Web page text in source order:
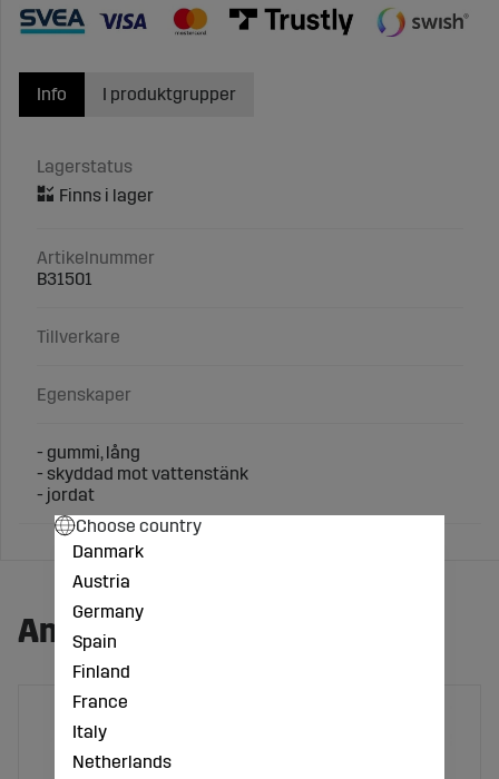
Info
Lagerstatus
Artikelnummer
B31501
Tillverkare
Egenskaper
- gummi, lång
- skyddad mot vattenstänk
- jordat
I produktgrupper
Andra köpte även:
Choose country
Danmark
Austria
Germany
Spain
Finland
France
Italy
Netherlands